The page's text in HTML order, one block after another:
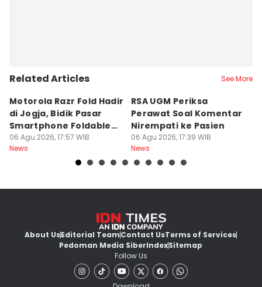
Related Articles See More
Motorola Razr Fold Hadir
di Jogja, Bidik Pasar
Smartphone Foldable
Premium
06 Agu 2026, 17:57 WIB
News
RSA UGM Periksa
Perawat Soal Komentar
Nirempati ke Pasien
06 Agu 2026, 17:39 WIB
News
About UsEditorial TeamContact UsTerms of Services
Pedoman Media SiberIndexSitemap
Follow Us